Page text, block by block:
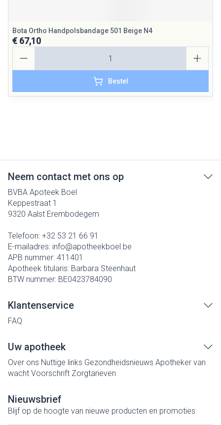
Bota Ortho Handpolsbandage 501 Beige N4
€ 67,10
Bestel
Neem contact met ons op
BVBA Apoteek Boel
Keppestraat 1
9320 Aalst Erembodegem
Telefoon: +32 53 21 66 91
E-mailadres: info@apotheekboel.be
APB nummer: 411401
Apotheek titularis: Barbara Steenhaut
BTW nummer: BE0423784090
Klantenservice
FAQ
Uw apotheek
Over ons Nuttige links Gezondheidsnieuws Apotheker van
wacht Voorschrift Zorgtarieven
Nieuwsbrief
Blijf op de hoogte van nieuwe producten en promoties